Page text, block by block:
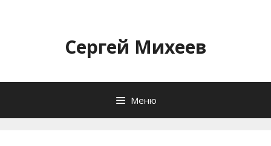
содержимомуСергей Михеев
Меню